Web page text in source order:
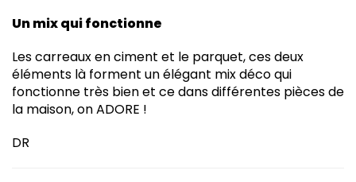
Un mix qui fonctionne
Les carreaux en ciment et le parquet, ces deux
éléments là forment un élégant mix déco qui
fonctionne très bien et ce dans différentes pièces de
la maison, on ADORE !
DR